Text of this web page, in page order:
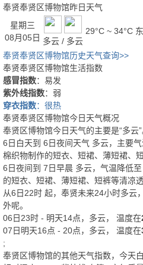
奉贤奉贤区博物馆昨日天气
星期三
08月05日 多云 / 多云
29°C ~ 34°C
奉贤奉贤区博物馆历史天气查询>>
奉贤奉贤区博物馆生活指数
感冒指数：易发
紫外线指数：弱
穿衣指数：很热
奉贤奉贤区博物馆今日天气概况
奉贤区博物馆今日天气的主要是“多云”
6日白天到 6日夜间天气 多云，主要
棉织物制作的短衣、短裙、薄短裙、
6日夜间到 7日早晨 多云，气温降低至
的短衣、短裙、薄短裙、短裤等清凉透
从6日22时 起，奉贤未来24小时多云
外呢。
06日23时 - 明天14点，多云， 温度在
07日明天16点 - 20点，多云， 温度在
;
奉贤区博物馆的其他天气指数，今天